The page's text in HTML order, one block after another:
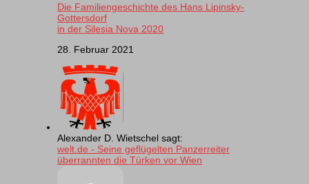
Die Familiengeschichte des Hans Lipinsky-
Gottersdorf
in der Silesia Nova 2020
28. Februar 2021
Alexander D. Wietschel sagt:
welt.de - Seine geflügelten Panzerreiter
überrannten die Türken vor Wien